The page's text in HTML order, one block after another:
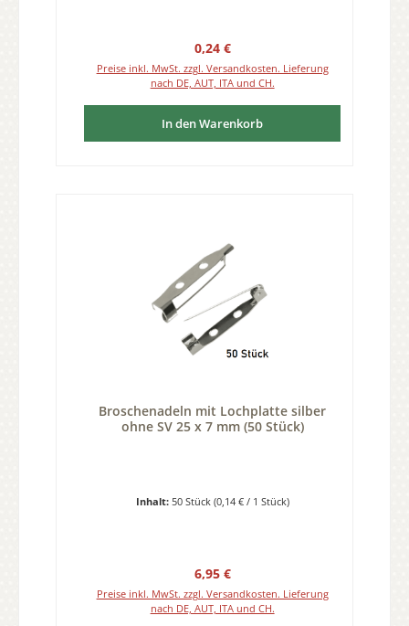
Regulärer Preis:
0,24 €
Preise inkl. MwSt. zzgl. Versandkosten. Lieferung
nach DE, AUT, ITA und CH.
In den Warenkorb
Broschenadeln mit Lochplatte silber
ohne SV 25 x 7 mm (50 Stück)
Inhalt: 50 Stück (0,14 € / 1 Stück)
Regulärer Preis:
6,95 €
Preise inkl. MwSt. zzgl. Versandkosten. Lieferung
nach DE, AUT, ITA und CH.